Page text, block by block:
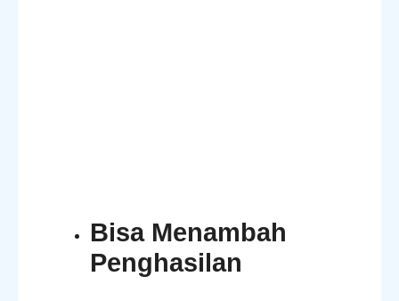
Bisa Menambah
Penghasilan